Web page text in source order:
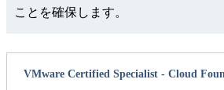
ことを確保します。
VMware Certified Specialist - Cloud